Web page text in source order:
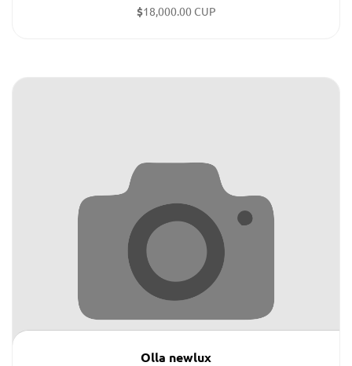
$18,000.00 CUP
Olla newlux